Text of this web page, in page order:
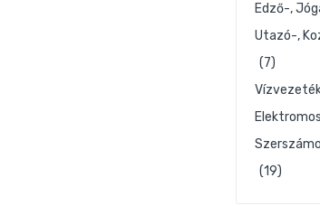
Edző-,
Utazó-,
(7)
(19)